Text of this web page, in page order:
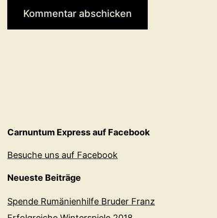
Carnuntum Express auf Facebook
Besuche uns auf Facebook
Neueste Beiträge
Spende Rumänienhilfe Bruder Franz